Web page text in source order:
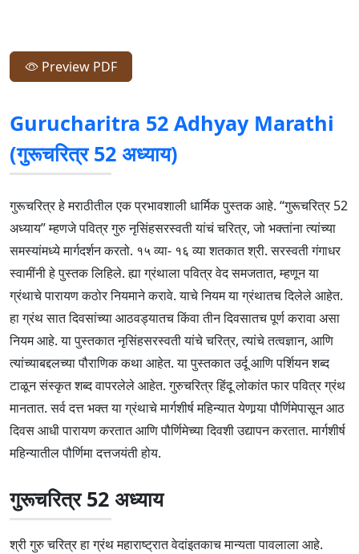
Preview PDF
Gurucharitra 52 Adhyay Marathi
(गुरूचरित्र 52 अध्याय)
गुरूचरित्र हे मराठीतील एक प्रभावशाली धार्मिक पुस्तक आहे. “गुरूचरित्र 52
अध्याय” म्हणजे पवित्र गुरु नृसिंहसरस्वती यांचं चरित्र, जो भक्तांना त्यांच्या
समस्यांमध्ये मार्गदर्शन करतो. १५ व्या- १६ व्या शतकात श्री. सरस्वती गंगाधर
स्वामींनी हे पुस्तक लिहिले. ह्या ग्रंथाला पवित्र वेद समजतात, म्हणून या
ग्रंथाचे पारायण कठोर नियमाने करावे. याचे नियम या ग्रंथातच दिलेले आहेत.
हा ग्रंथ सात दिवसांच्या आठवड्यातच किंवा तीन दिवसातच पूर्ण करावा असा
नियम आहे. या पुस्तकात नृसिंहसरस्वती यांचे चरित्र, त्यांचे तत्वज्ञान, आणि
त्यांच्याबद्दलच्या पौराणिक कथा आहेत. या पुस्तकात उर्दू आणि पर्शियन शब्द
टाळून संस्कृत शब्द वापरलेले आहेत. गुरुचरित्र हिंदू लोकांत फार पवित्र ग्रंथ
मानतात. सर्व दत्त भक्त या ग्रंथाचे मार्गशीर्ष महिन्यात येणार्‍या पौर्णिमेपासून आठ
दिवस आधी पारायण करतात आणि पौर्णिमेच्या दिवशी उद्यापन करतात. मार्गशीर्ष
महिन्यातील पौर्णिमा दत्तजयंती होय.
गुरूचरित्र 52 अध्याय
श्री गुरु चरित्र हा ग्रंथ महाराष्ट्रात वेदांइतकाच मान्यता पावलाला आहे.